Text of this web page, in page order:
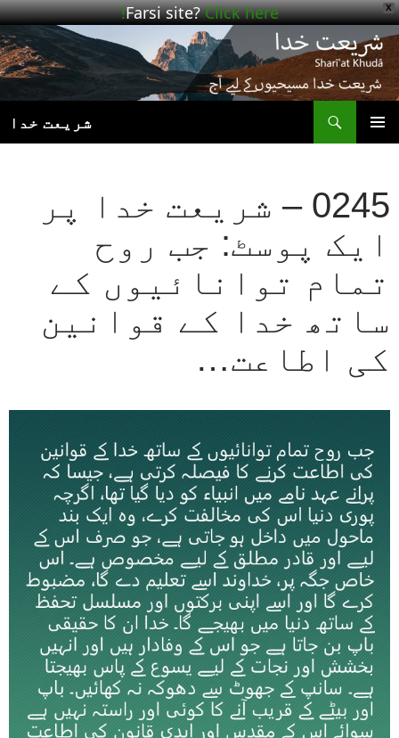
X
Farsi site?Click here!
چھوڑیں
مواد
پر
جائیں
شریعت خدا
0245 – شریعت خدا پر
ایک پوسٹ: جب روح
تمام توانائیوں کے
ساتھ خدا کے قوانین
کی اطاعت…